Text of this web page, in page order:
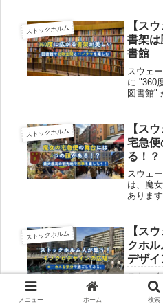
ストッ
どうせ
ストックホルム
【ス
書架は
書館
スウェ
に "360
図書館"
た、こ
への架
ストックホルム
【ス
宅急便
る！？
スウェ
は、魔
ありま
島で、
周るこ
ストックホルム
【ス
クホル
デザ
ストッ
が中央
は縦横
メニュー ホーム 検索